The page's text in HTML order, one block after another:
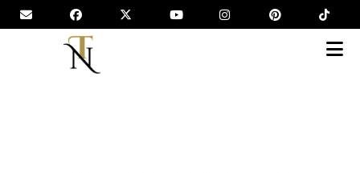
Saltar